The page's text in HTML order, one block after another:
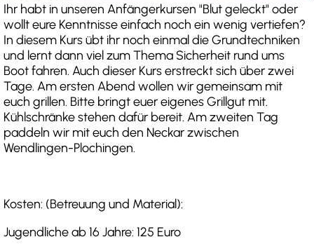
Ihr habt in unseren Anfängerkursen "Blut geleckt" oder
wollt eure Kenntnisse einfach noch ein wenig vertiefen?
In diesem Kurs übt ihr noch einmal die Grundtechniken
und lernt dann viel zum Thema Sicherheit rund ums
Boot fahren. Auch dieser Kurs erstreckt sich über zwei
Tage. Am ersten Abend wollen wir gemeinsam mit
euch grillen. Bitte bringt euer eigenes Grillgut mit.
Kühlschränke stehen dafür bereit. Am zweiten Tag
paddeln wir mit euch den Neckar zwischen
Wendlingen-Plochingen.
Kosten: (Betreuung und Material):
Jugendliche ab 16 Jahre: 125 Euro